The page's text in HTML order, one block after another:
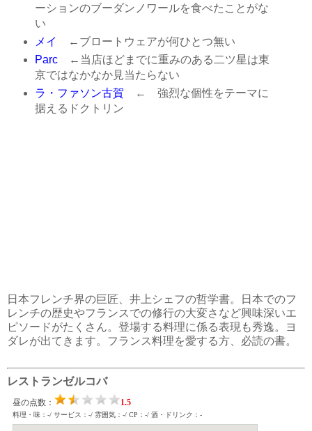
ーションのブーダンノワールを食べたことがな
い
メイ
←ブロートウェアが何ひとつ無い
Parc←当店ほどまでに重みのある二ツ星は東
京ではなかなか見当たらない
ラ・ファソン古賀 ← 強烈な個性をテーマに
据えるドクトリン
日本フレンチ界の巨匠、井上シェフの哲学書。日本でのフ
レンチの歴史やフランスでの修行の大変さなど興味深いエ
ピソードがたくさん。登場する料理に係る表現も秀逸。ヨ
ダレが出てきます。フランス料理を愛する方、必読の書。
レストランゼルコバ